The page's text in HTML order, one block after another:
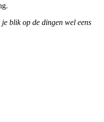
blik op de dingen wel eens